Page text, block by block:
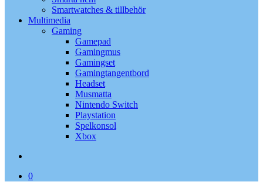
Smartwatches & tillbehör
Multimedia
Gaming
Gamepad
Gamingmus
Gamingset
Gamingtangentbord
Headset
Musmatta
Nintendo Switch
Playstation
Spelkonsol
Xbox
0